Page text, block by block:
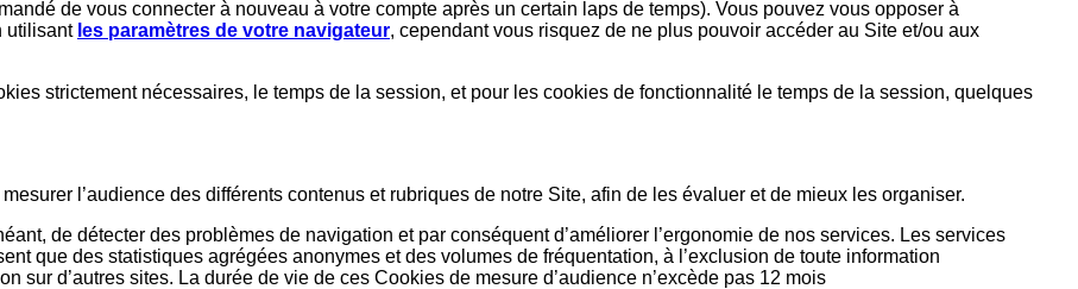
de vous connecter à nouveau à votre compte après un certain laps de temps). Vous pouvez vous opposer à
utilisant les paramètres de votre navigateur, cependant vous risquez de ne plus pouvoir accéder au Site et/ou aux
strictement nécessaires, le temps de la session, et pour les cookies de fonctionnalité le temps de la session, quelques
l’audience des différents contenus et rubriques de notre Site, afin de les évaluer et de mieux les organiser.
de détecter des problèmes de navigation et par conséquent d’améliorer l’ergonomie de nos services. Les services
que des statistiques agrégées anonymes et des volumes de fréquentation, à l’exclusion de toute information
sur d’autres sites. La durée de vie de ces Cookies de mesure d’audience n’excède pas 12 mois